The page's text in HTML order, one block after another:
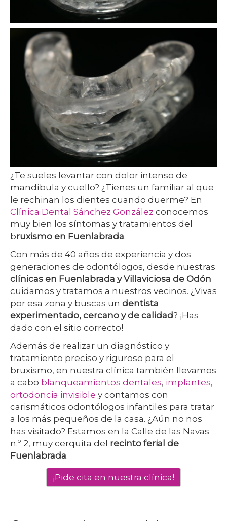
¿Te sueles levantar con dolor intenso de
mandíbula y cuello? ¿Tienes un familiar al que
le rechinan los dientes cuando duerme? En
Clínica Dental Sánchez González conocemos
muy bien los síntomas y tratamientos del
bruxismo en Fuenlabrada.
Con más de 40 años de experiencia y dos
generaciones de odontólogos, desde nuestras
clínicas en Fuenlabrada y Villaviciosa de Odón
cuidamos y tratamos a nuestros vecinos. ¿Vivas
por esa zona y buscas un dentista
experimentado, cercano y de calidad? ¡Has
dado con el sitio correcto!
Además de realizar un diagnóstico y
tratamiento preciso y riguroso para el
bruxismo, en nuestra clínica también llevamos
a cabo blanqueamientos dentales, implantes,
ortodoncia invisible y contamos con
carismáticos odontólogos infantiles para tratar
a los más pequeños de la casa. ¿Aún no nos
has visitado? Estamos en la Calle de las Navas
n.º 2, muy cerquita del recinto ferial de
Fuenlabrada.
¡Pide cita en nuestra clínica!